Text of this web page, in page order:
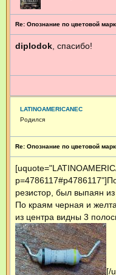
Re: Опознание по цветовой
diplodok , спасибо!
LATINOAMERICANEC
Родился
Re: Опознание по цветовой
резистор, был выпаян
По краям черная и
из центра видны 3
[/